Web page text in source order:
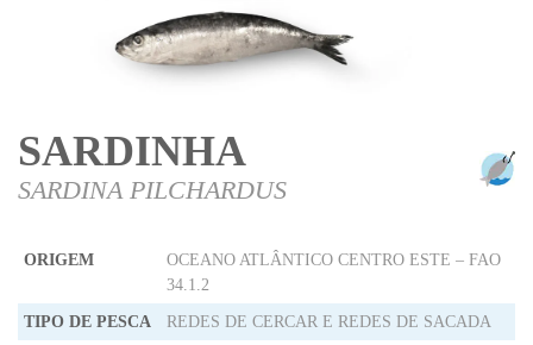
SARDINHA
SARDINA PILCHARDUS
ORIGEM
OCEANO ATLÂNTICO CENTRO ESTE – FAO
34.1.2
TIPO DE PESCA REDES DE CERCAR E REDES DE SACADA